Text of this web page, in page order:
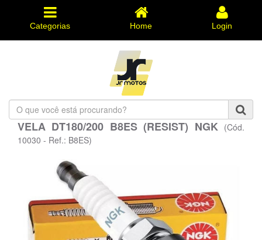
Categorias Home Login
O
que
você
está
VELA DT180/200 B8ES (RESIST) NGK (Cód.
10030 - Ref.: B8ES)